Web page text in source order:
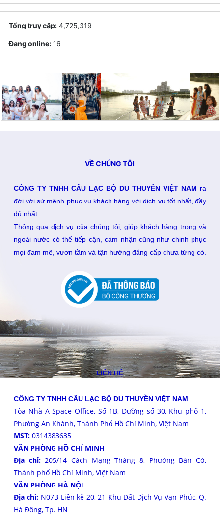
Tổng truy cập: 4,725,319
Đang online: 16
VỀ CHÚNG TÔI
CÔNG TY TNHH CÂU LẠC BỘ DU THUYỀN VIỆT NAM ra
đời với sứ mệnh phục vụ khách hàng với dịch vụ tốt nhất, đầy
đủ nhất.
Thông qua dịch vụ của chúng tôi, giúp khách hàng trong và
ngoài nước có thể tiếp cận, cảm nhận cũng như chinh phục
mọi đam mê, vươn tầm và tận hưởng đẳng cấp chưa từng có.
LIÊN HỆ
CÔNG TY TNHH CÂU LẠC BỘ DU THUYỀN VIỆT NAM
Tòa Nhà A Space Office, Số 1B, Đường số 30, Khu phố 1,
Phường An Khánh, Thành Phố Hồ Chí Minh, Việt Nam
MST: 0314383635
VĂN PHÒNG HỒ CHÍ MINH
Địa chỉ: 205/14 Cách Mạng Tháng 8, Phường Bàn Cờ,
Thành phố Hồ Chí Minh, Việt Nam
VĂN PHÒNG HÀ NỘI
Địa chỉ: N07B Liền kề 20, 21 Khu Đất Dịch Vụ Vạn Phúc, Q.
Hà Đông, Tp. HN